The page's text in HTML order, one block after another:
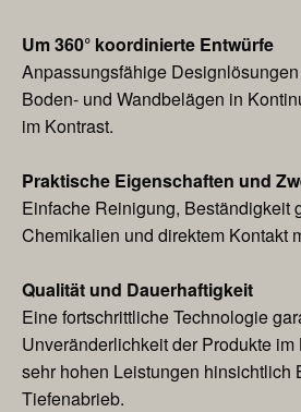
Um 360° koordinierte Entwürfe
Anpassungsfähige
Boden- und Wandbelägen in
im Kontrast.
Praktische Eigenschaften und
Einfache Reinigung, Beständigkeit
Chemikalien und direktem Kontakt
Qualität und Dauerhaftigkeit
Eine fortschrittliche Technologie
Unveränderlichkeit der Produkte im
sehr hohen Leistungen hinsichtlich
Tiefenabrieb.